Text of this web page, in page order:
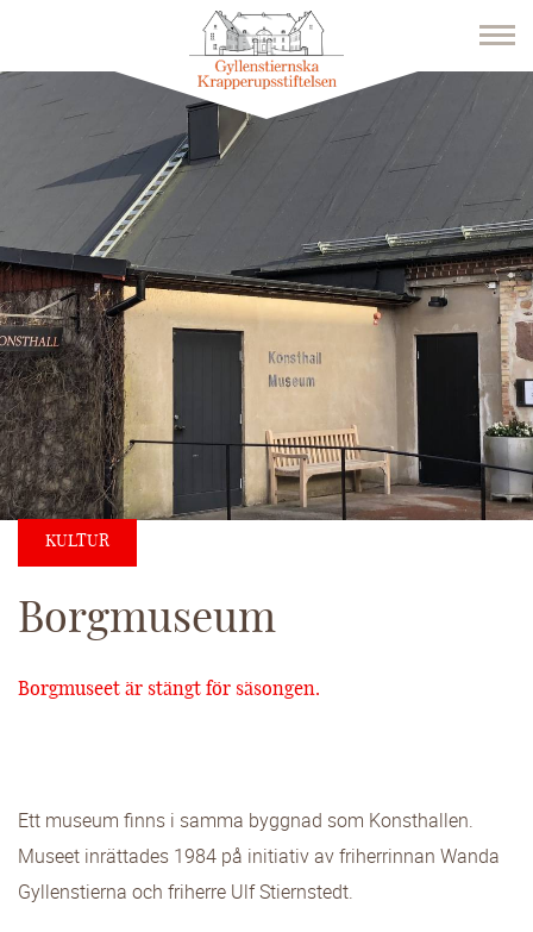
KULTUR
Borgmuseum
Borgmuseet är stängt för säsongen.
Ett museum finns i samma byggnad som Konsthallen.
Museet inrättades 1984 på initiativ av friherrinnan Wanda
Gyllenstierna och friherre Ulf Stiernstedt.